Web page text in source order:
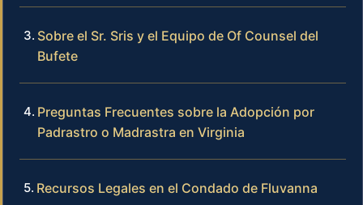
Sobre el Sr. Sris y el Equipo de Of Counsel del
Bufete
Preguntas Frecuentes sobre la Adopción por
Padrastro o Madrastra en Virginia
Recursos Legales en el Condado de Fluvanna